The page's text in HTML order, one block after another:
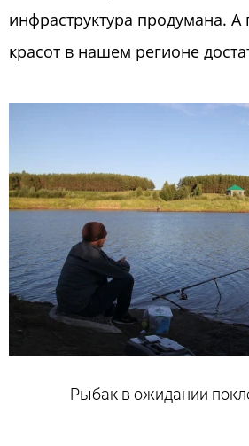
инфраструктура продумана.
красот в нашем регионе
Рыбак в ожидании